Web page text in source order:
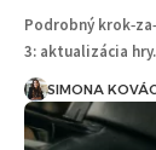
Podrobný
3: aktualizácia
SIMONA